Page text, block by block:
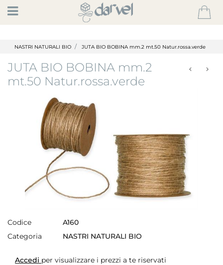
Open
NASTRI NATURALI BIO JUTA BIO BOBINA mm.2 mt.50 Natur.rossa.verde
JUTA BIO BOBINA mm.2
mt.50 Natur.rossa.verde
Codice
A160
Categoria
NASTRI NATURALI BIO
Accedi per visualizzare i prezzi a te riservati